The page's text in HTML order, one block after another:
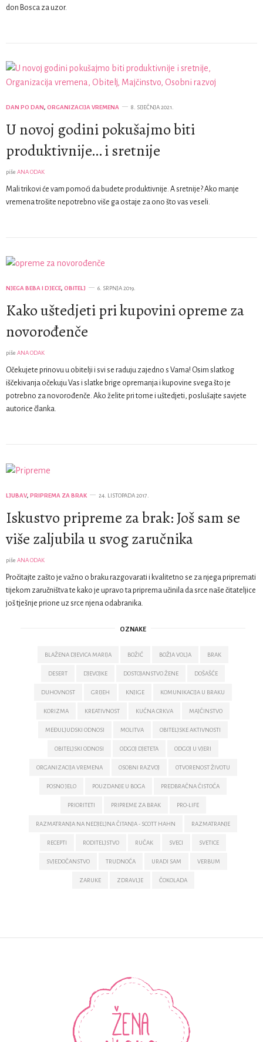
don Bosca za uzor.
DAN PO DAN, ORGANIZACIJA VREMENA 8. SIJEČNJA 2021.
U novoj godini pokušajmo biti
produktivnije… i sretnije
piše ANA ODAK
Mali trikovi će vam pomoći da budete produktivnije. A sretnije? Ako manje
vremena trošite nepotrebno više ga ostaje za ono što vas veseli.
NJEGA BEBA I DJECE, OBITELJ 6. SRPNJA 2019.
Kako uštedjeti pri kupovini opreme za
novorođenče
piše ANA ODAK
Očekujete prinovu u obitelji i svi se raduju zajedno s Vama! Osim slatkog
iščekivanja očekuju Vas i slatke brige opremanja i kupovine svega što je
potrebno za novorođenče. Ako želite pri tome i uštedjeti, poslušajte savjete
autorice članka.
LJUBAV, PRIPREMA ZA BRAK 24. LISTOPADA 2017.
Iskustvo pripreme za brak: Još sam se
više zaljubila u svog zaručnika
piše ANA ODAK
Pročitajte zašto je važno o braku razgovarati i kvalitetno se za njega pripremati
tijekom zaručništva te kako je upravo ta priprema učinila da srce naše čitateljice
još tješnje prione uz srce njena odabranika.
OZNAKE
BLAŽENA DJEVICA MARIJA BOŽIĆ BOŽJA VOLJA BRAK
DESERT DJEVOJKE DOSTOJANSTVO ŽENE DOŠAŠĆE
DUHOVNOST GRIJEH KNJIGE KOMUNIKACIJA U BRAKU
KORIZMA KREATIVNOST KUĆNA CRKVA MAJČINSTVO
MEĐULJUDSKI ODNOSI MOLITVA OBITELJSKE AKTIVNOSTI
OBITELJSKI ODNOSI ODGOJ DJETETA ODGOJ U VJERI
ORGANIZACIJA VREMENA OSOBNI RAZVOJ OTVORENOST ŽIVOTU
POSNO JELO POUZDANJE U BOGA PREDBRAČNA ČISTOĆA
PRIORITETI PRIPREME ZA BRAK PRO-LIFE
RAZMATRANJA NA NEDJELJNA ČITANJA - SCOTT HAHN RAZMATRANJE
RECEPTI RODITELJSTVO RUČAK SVECI SVETICE
SVJEDOČANSTVO TRUDNOĆA URADI SAM VERBUM
ZARUKE ZDRAVLJE ČOKOLADA